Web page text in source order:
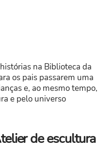
na Biblioteca da
os pais passarem uma
e, ao mesmo tempo,
e pelo universo
de escultura